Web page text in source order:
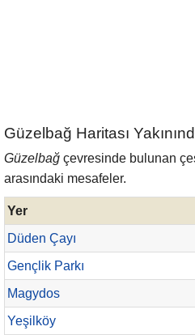
Güzelbağ Haritası
Güzelbağ çevresinde bulunan
arasındaki mesafeler.
Yer
Düden Çayı
Gençlik Parkı
Magydos
Yeşilköy